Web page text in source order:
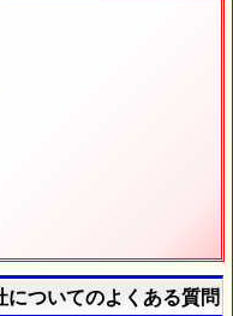
ついてのよくある質問